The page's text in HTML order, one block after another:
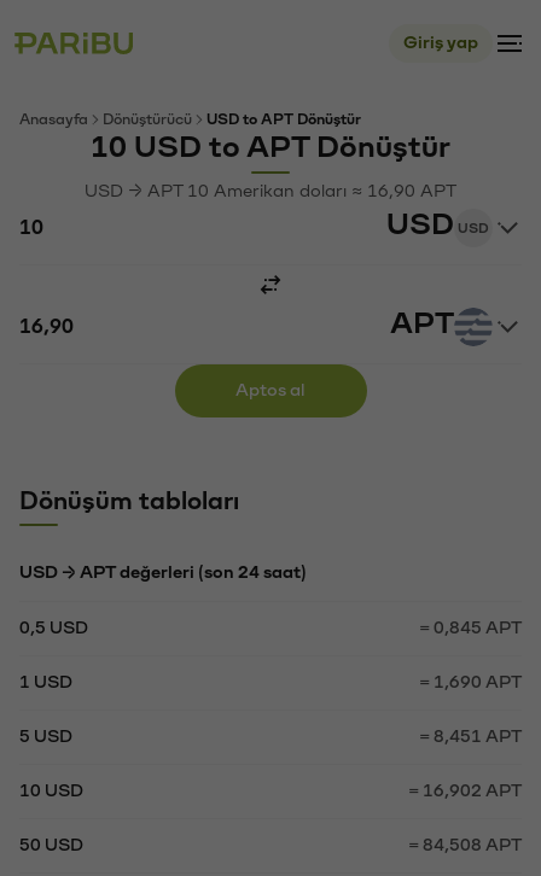
Giriş yap
Anasayfa Dönüştürücü USD to APT Dönüştür
10 USD to APT Dönüştür
USD → APT 10 Amerikan doları ≈ 16,90 APT
USD USD
APT
Aptos al
Dönüşüm tabloları
USD → APT değerleri (son 24 saat)
0,5 USD = 0,845 APT
1 USD = 1,690 APT
5 USD = 8,451 APT
10 USD = 16,902 APT
50 USD = 84,508 APT